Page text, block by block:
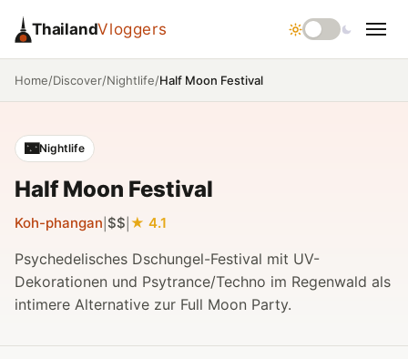
ThailandVloggers
Home/Discover/Nightlife/Half Moon Festival
🌃Nightlife
Half Moon Festival
Koh-phangan $$ 4.1
Psychedelisches Dschungel-Festival mit UV-
Dekorationen und Psytrance/Techno im Regenwald als
intimere Alternative zur Full Moon Party.